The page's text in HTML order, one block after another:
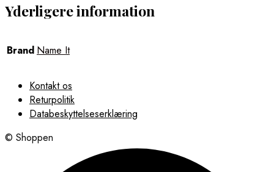
Yderligere information
Brand Name It
Kontakt os
Returpolitik
Databeskyttelseserklæring
© Shoppen